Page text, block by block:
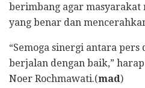
berimbang agar masyarakat
yang benar dan
“Semoga sinergi antara
berjalan dengan baik,”
Noer Rochmawati.(mad)